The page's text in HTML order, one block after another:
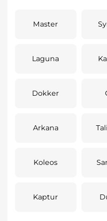
Master
Laguna
Dokker
Arkana
Koleos
Kaptur